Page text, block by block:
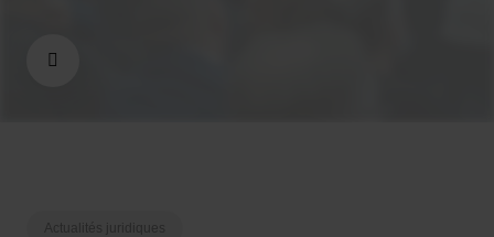
Actualités juridiques